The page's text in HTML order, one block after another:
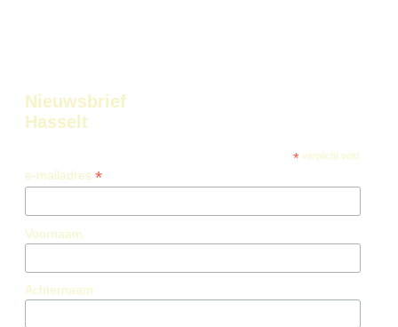
Nieuwsbrief
Hasselt
* verplicht veld
e-mailadres *
Voornaam
Achternaam